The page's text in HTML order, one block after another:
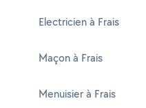
Electricien à Frais
Maçon à Frais
Menuisier à Frais